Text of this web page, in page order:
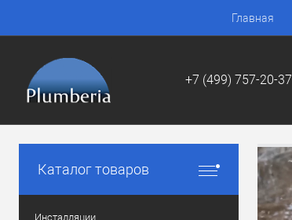
Главная
+7 (499) 757-20-37
Каталог товаров
Инсталляции